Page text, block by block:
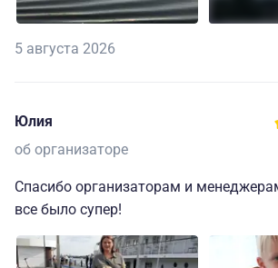
5 августа 2026
Юлия
об организаторе
Спасибо организаторам и
все было супер!